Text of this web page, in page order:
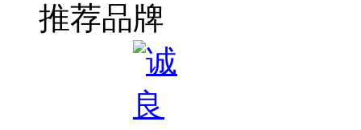
推荐品牌